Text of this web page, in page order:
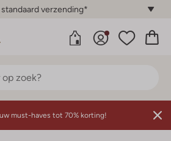
verzending*
must-haves tot 70% korting!